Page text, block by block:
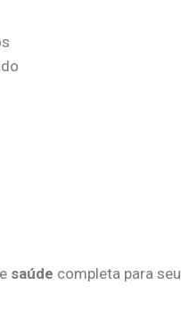
saúde completa para